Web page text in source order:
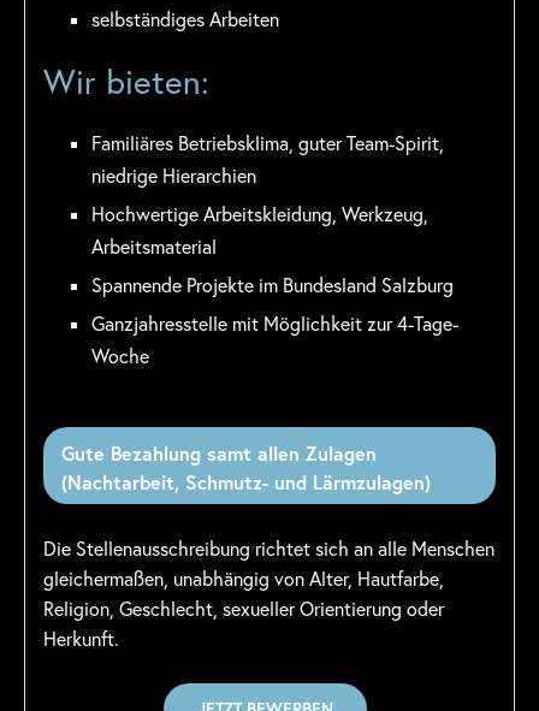
selbständiges Arbeiten
Wir bieten:
Familiäres Betriebsklima, guter Team-Spirit,
niedrige Hierarchien
Hochwertige Arbeitskleidung, Werkzeug,
Arbeitsmaterial
Spannende Projekte im Bundesland Salzburg
Ganzjahresstelle mit Möglichkeit zur 4-Tage-
Woche
Gute Bezahlung samt allen Zulagen
(Nachtarbeit, Schmutz- und Lärmzulagen)
Die Stellenausschreibung richtet sich an alle Menschen
gleichermaßen, unabhängig von Alter, Hautfarbe,
Religion, Geschlecht, sexueller Orientierung oder
Herkunft.